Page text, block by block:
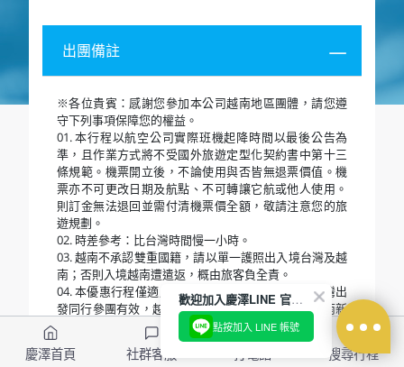
帶著滿滿的回憶與收穫，揮別越南，啟程返回溫暖的
家，為這段精彩旅程劃下幸福的句點。
慶澤首頁 社群客服 搜尋行程
歡迎加入慶澤LINE 官方帳號
點按加入 LINE 帳號